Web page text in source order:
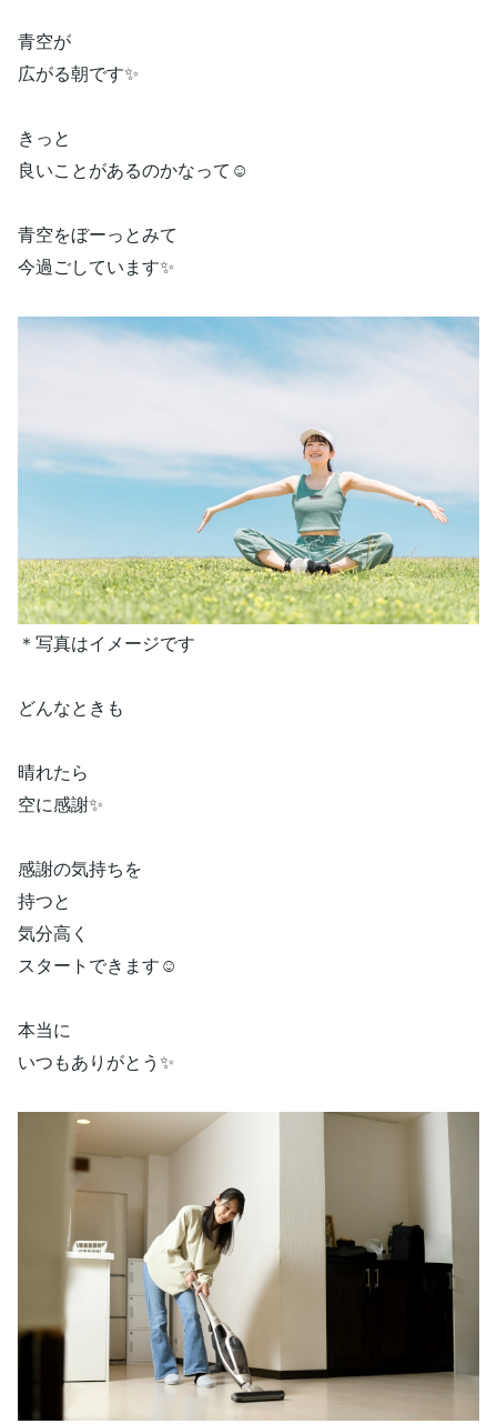
青空が
広がる朝です✨
きっと
良いことがあるのかなって☺️
青空をぼーっとみて
今過ごしています✨
＊写真はイメージです
どんなときも
晴れたら
空に感謝✨
感謝の気持ちを
持つと
気分高く
スタートできます☺️
本当に
いつもありがとう✨